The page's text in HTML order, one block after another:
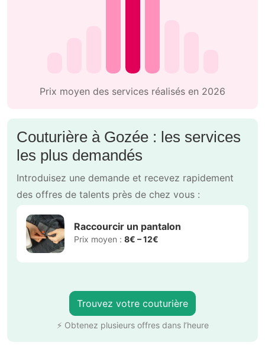
Prix moyen des services réalisés en 2026
Couturière à Gozée : les services
les plus demandés
Introduisez une demande et recevez rapidement
des offres de talents près de chez vous :
Raccourcir un pantalon
Prix moyen : 8€ – 12€
Trouvez votre couturière
⚡ Obtenez plusieurs offres dans l’heure